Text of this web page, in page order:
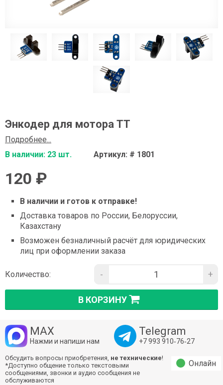
Энкодер для мотора TT
Подробнее...
В наличии: 23 шт.
Артикул: # 1801
120 ₽
В наличии и готов к отправке!
Доставка товаров по России, Белоруссии,
Казахстану
Возможен безналичный расчёт для юридических
лиц при оформлении заказа
Количество: - +
В КОРЗИНУ
MAX
Нажми и напиши нам
Telegram
+7 993 910‑76‑27
Обсудить вопросы приобретения, не технические!
*Доступно общение только текстовыми
сообщениями, звонки и аудио сообщения не
обслуживаются
Онлайн